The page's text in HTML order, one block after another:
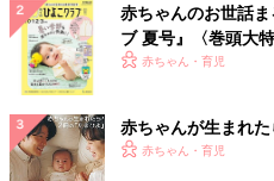
赤ちゃんのお世話
ブ 夏号』〈巻頭大
く！ おっぱい・ミ
赤ちゃん・育児
赤ちゃんが生まれた
赤ちゃん・育児